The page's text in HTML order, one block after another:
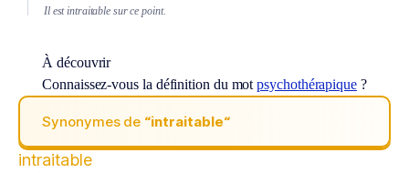
Il est intraitable sur ce point.
À découvrir
Connaissez-vous la définition du motpsychothérapique?
Synonymes de “intraitable“
intraitable